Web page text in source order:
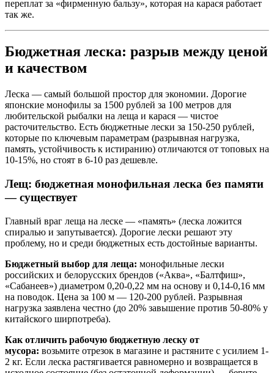
переплат за «фирменную бальзу», которая на карася работает
так же.
Бюджетная леска: разрыв между ценой
и качеством
Леска — самый большой простор для экономии. Дорогие
японские монофилы за 1500 рублей за 100 метров для
любительской рыбалки на леща и карася — чистое
расточительство. Есть бюджетные лески за 150-250 рублей,
которые по ключевым параметрам (разрывная нагрузка,
память, устойчивость к истиранию) отличаются от топовых на
10-15%, но стоят в 6-10 раз дешевле.
Лещ: бюджетная монофильная леска без памяти
— существует
Главный враг леща на леске — «память» (леска ложится
спиралью и запутывается). Дорогие лески решают эту
проблему, но и среди бюджетных есть достойные варианты.
Бюджетный выбор для леща: монофильные лески
российских и белорусских брендов («Аква», «Балтфиш»,
«Сабанеев») диаметром 0,20-0,22 мм на основу и 0,14-0,16 мм
на поводок. Цена за 100 м — 120-200 рублей. Разрывная
нагрузка заявлена честно (до 20% завышение против 50-80% у
китайского ширпотреба).
Как отличить рабочую бюджетную леску от
мусора: возьмите отрезок в магазине и растяните с усилием 1-
2 кг. Если леска растягивается равномерно и возвращается в